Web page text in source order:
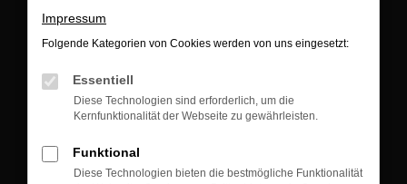
Postadresse:
Kontakt:
Impressum
Folgende Kategorien von Cookies werden von uns eingesetzt:
Essentiell
Diese Technologien sind erforderlich, um die
Kernfunktionalität der Webseite zu gewährleisten.
Funktional
Diese Technologien bieten die bestmögliche Funktionalität